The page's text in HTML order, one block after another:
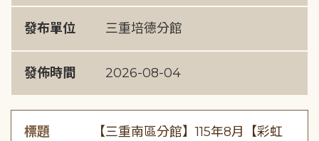
發布單位 三重培德分館
發佈時間 2026-08-04
標題
【三重南區分館】115年8月【彩虹